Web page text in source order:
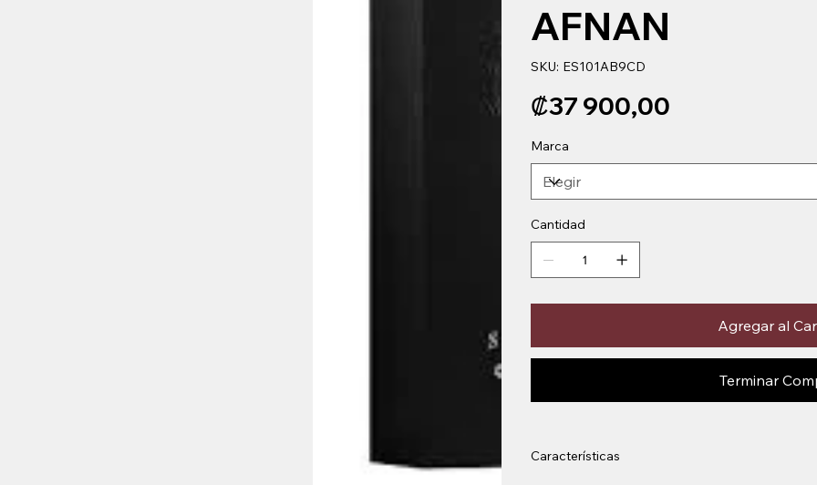
AFNAN
SKU: SKU
ES101AB9CD
ES101AB9CD
₡37 900,00
Marca
Cantidad
Agregar al
Terminar
Características